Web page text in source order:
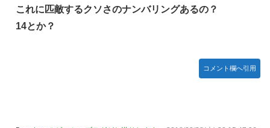
【動画】地震発生時の熊本総合病院の手術室の様子が(((ﾟ
Дﾟ)))
た」全員で家族会議を開いた結果、拍子抜けするほど〇〇な
展開を迎えて婚約者呆然←家族の絆が深すぎて修羅場になら
これに匹敵するクソさのナンバリングあるの？
14とか？
コメント欄へ引用